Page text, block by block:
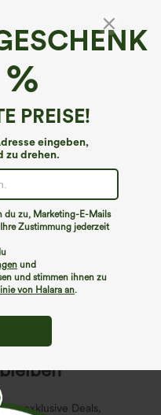
PREISE!
eingeben,
zu drehen.
du zu, Marketing-E-Mails
Zustimmung jederzeit
und
und stimmen ihnen zu
von Halara an.
exklusive Deals,